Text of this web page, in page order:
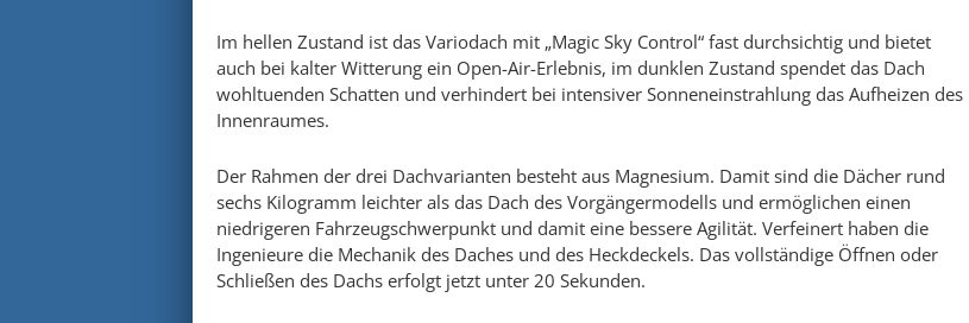
Im hellen Zustand ist das Variodach mit „Magic Sky Control“ fast durchsichtig und bietet
auch bei kalter Witterung ein Open-Air-Erlebnis, im dunklen Zustand spendet das Dach
wohltuenden Schatten und verhindert bei intensiver Sonneneinstrahlung das Aufheizen des
Innenraumes.
Der Rahmen der drei Dachvarianten besteht aus Magnesium. Damit sind die Dächer rund
sechs Kilogramm leichter als das Dach des Vorgängermodells und ermöglichen einen
niedrigeren Fahrzeugschwerpunkt und damit eine bessere Agilität. Verfeinert haben die
Ingenieure die Mechanik des Daches und des Heckdeckels. Das vollständige Öffnen oder
Schließen des Dachs erfolgt jetzt unter 20 Sekunden.